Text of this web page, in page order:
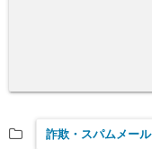
詐欺・スパムメール